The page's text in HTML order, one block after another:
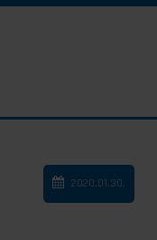
2020.01.30.